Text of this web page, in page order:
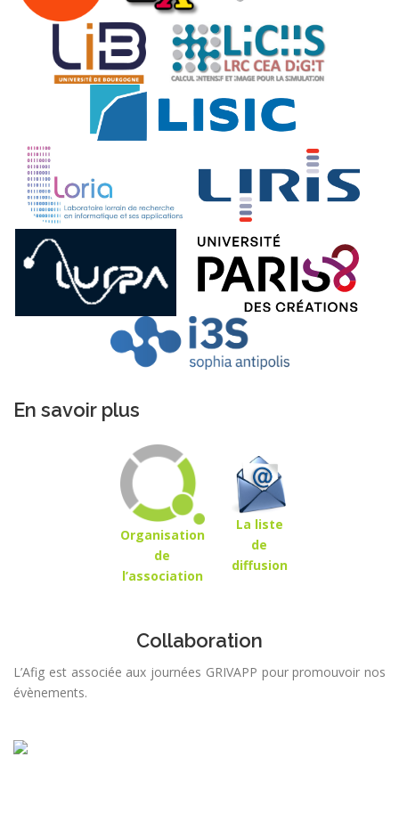
En savoir plus
Organisation
de
l’association
La liste
de
diffusion
Collaboration
L’Afig est associée aux journées GRIVAPP pour promouvoir nos
évènements.